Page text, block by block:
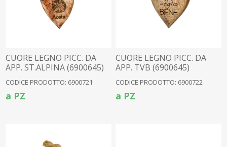
CUORE LEGNO PICC. DA
APP. ST.ALPINA (6900645)
CODICE PRODOTTO: 6900721
a PZ
CUORE LEGNO PICC. DA
APP. TVB (6900645)
CODICE PRODOTTO: 6900722
a PZ